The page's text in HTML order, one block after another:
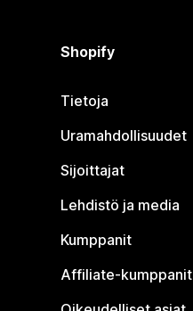
Shopify
Tietoja
Uramahdollisuudet
Sijoittajat
Lehdistö ja media
Kumppanit
Affiliate-kumppanit